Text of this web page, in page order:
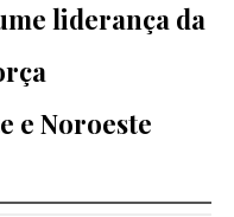
liderança da
e Noroeste